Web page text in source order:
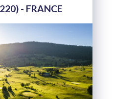
- FRANCE